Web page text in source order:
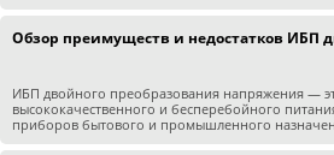
Обзор преимуществ и недостатков ИБП
ИБП двойного преобразования напряжения —
высококачественного и бесперебойного
приборов бытового и промышленного